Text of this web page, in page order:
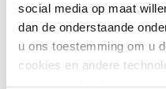
social media op maat
dan de onderstaande
u ons toestemming om u
cookies en andere